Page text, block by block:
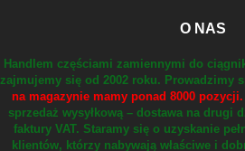
O NAS
Handlem częściami zamiennymi do
zajmujemy się od 2002 roku. Prowadzimy
na magazynie mamy ponad 8000 pozycji.
sprzedaż wysyłkową – dostawa na drugi
faktury VAT. Staramy się o uzyskanie
klientów, którzy nabywają właściwe i